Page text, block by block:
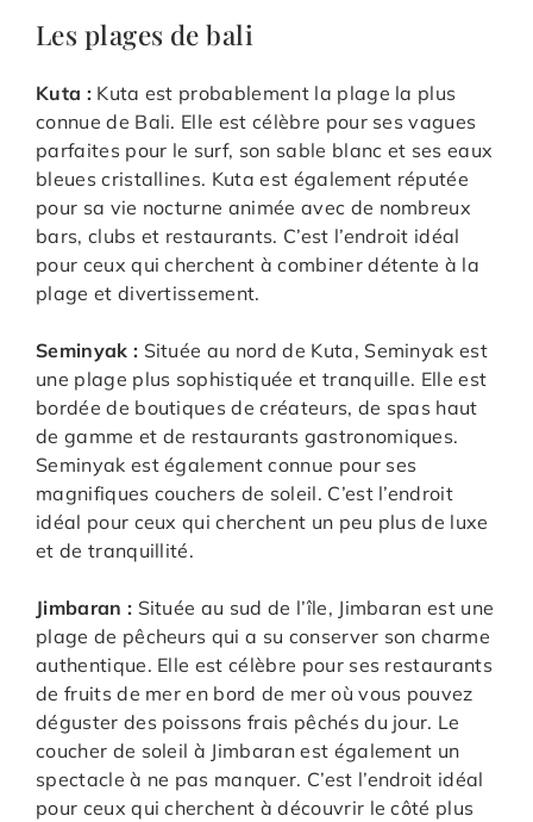
Les plages de bali
Kuta : Kuta est probablement la plage la plus
connue de Bali. Elle est célèbre pour ses vagues
parfaites pour le surf, son sable blanc et ses eaux
bleues cristallines. Kuta est également réputée
pour sa vie nocturne animée avec de nombreux
bars, clubs et restaurants. C’est l’endroit idéal
pour ceux qui cherchent à combiner détente à la
plage et divertissement.
Seminyak : Située au nord de Kuta, Seminyak est
une plage plus sophistiquée et tranquille. Elle est
bordée de boutiques de créateurs, de spas haut
de gamme et de restaurants gastronomiques.
Seminyak est également connue pour ses
magnifiques couchers de soleil. C’est l’endroit
idéal pour ceux qui cherchent un peu plus de luxe
et de tranquillité.
Jimbaran : Située au sud de l’île, Jimbaran est une
plage de pêcheurs qui a su conserver son charme
authentique. Elle est célèbre pour ses restaurants
de fruits de mer en bord de mer où vous pouvez
déguster des poissons frais pêchés du jour. Le
coucher de soleil à Jimbaran est également un
spectacle à ne pas manquer. C’est l’endroit idéal
pour ceux qui cherchent à découvrir le côté plus